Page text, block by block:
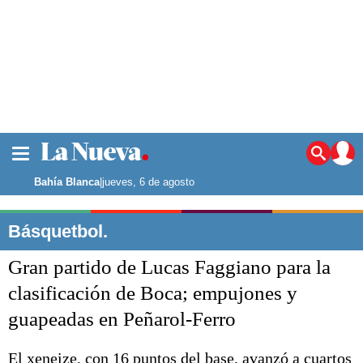
Noticias
La ciudad
Punta Alta
El mundo
Opinión
Deportes
Escenario Olímpico
Liga del Sur
Bahía Blanca|jueves, 6 de agosto
Básquetbol.
Gran partido de Lucas Faggiano para la
clasificación de Boca; empujones y
guapeadas en Peñarol-Ferro
El xeneize, con 16 puntos del base, avanzó a cuartos